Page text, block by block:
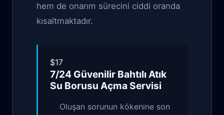
hem de onarım sürecini ciddi oranda
kısaltmaktadır.
$17
7/24 Güvenilir Bahtılı Atık
Su Borusu Açma Servisi
Oluşan sorunun kökenine son